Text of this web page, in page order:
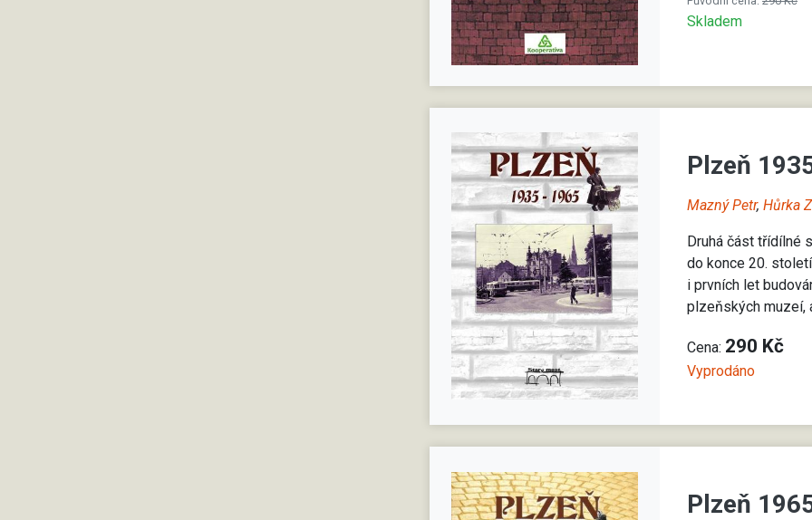
Skladem
Plzeň
Mazný Petr,Hůrka
Druhá část třídílné
do konce 20.
i prvních let
plzeňských muzeí,
Cena: 290 Kč
Vyprodáno
Plzeň